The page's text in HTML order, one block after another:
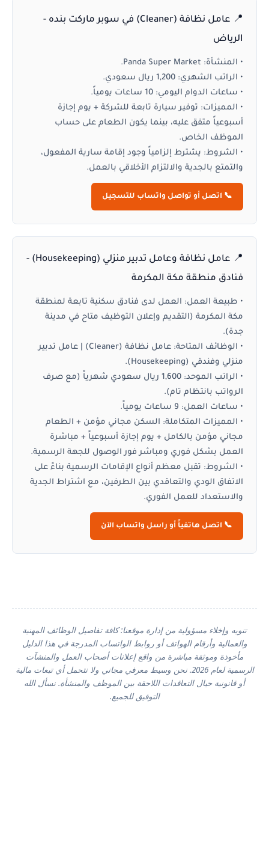
📍 عامل نظافة (Cleaner) في سوبر ماركت بنده -
الرياض
• المنشأة:
• الراتب الشهري:
• ساعات الدوام اليومي:
• المميزات: توفير سيارة تابعة للشركة + يوم إجازة
أسبوعياً متفق عليه، بينما يكون الطعام على حساب
الموظف الخاص.
• الشروط: يشترط إلزامياً وجود إقامة سارية المفعول،
والتمتع بالجدية والالتزام الأخلاقي بالعمل.
📞 اتصل أو تواصل واتساب للتسجيل
📍 عامل نظافة وعامل تدبير منزلي (Housekeeping) -
فنادق منطقة مكة المكرمة
• طبيعة العمل: العمل لدى فنادق سكنية تابعة لمنطقة
مكة المكرمة (التقديم وإعلان التوظيف متاح في مدينة
جدة).
• الوظائف المتاحة:
عامل نظافة (Cleaner) | عامل تدبير
منزلي وفندقي (Housekeeping).
• الراتب الموحد:
1,600 ريال سعودي شهرياً (مع صرف
الرواتب بانتظام تام).
• ساعات العمل:
• المميزات المتكاملة: السكن مجاني مؤمن + الطعام
مجاني مؤمن بالكامل + يوم إجازة أسبوعياً + مباشرة
العمل بشكل فوري ومباشر فور الوصول للجهة الرسمية.
• الشروط: تقبل معظم أنواع الإقامات الرسمية بناءً على
الاتفاق الودي والتعاقدي بين الطرفين، مع اشتراط الجدية
والاستعداد للعمل الفوري.
📞 اتصل هاتفياً أو راسل واتساب الآن
تنويه وإخلاء مسؤولية من إدارة موقعنا: كافة تفاصيل الوظائف المهنية
والعمالية وأرقام الهواتف أو روابط الواتساب المدرجة في هذا الدليل
مأخوذة وموثقة مباشرة من واقع إعلانات أصحاب العمل والمنشآت
الرسمية لعام 2026. نحن وسيط معرفي مجاني ولا نتحمل أي تبعات مالية
أو قانونية حيال التعاقدات اللاحقة بين الموظف والمنشأة. نسأل الله
التوفيق للجميع.